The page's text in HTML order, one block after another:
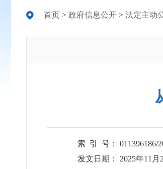
首页 > 政府信息公开 > 法定主动
索 引 号： 011396186/
发文日期： 2025年11月